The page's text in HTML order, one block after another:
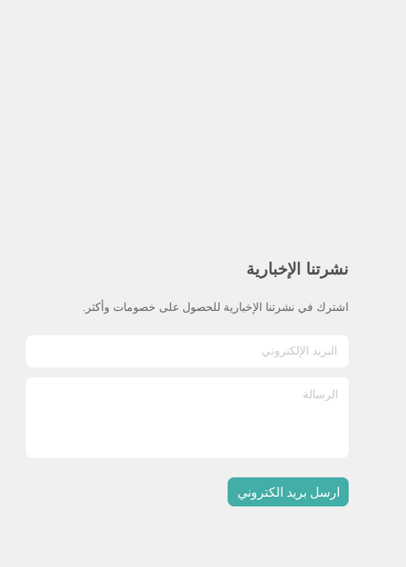
نشرتنا الإخبارية
اشترك في نشرتنا الإخبارية للحصول على خصومات وأكثر.
ارسل بريد الكتروني